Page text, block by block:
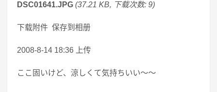
DSC01641.JPG (37.21 KB, 下载次数: 9)
下载附件 保存到相册
2008-8-14 18:36 上传
ここ固いけど、涼しくて気持ちいい～～